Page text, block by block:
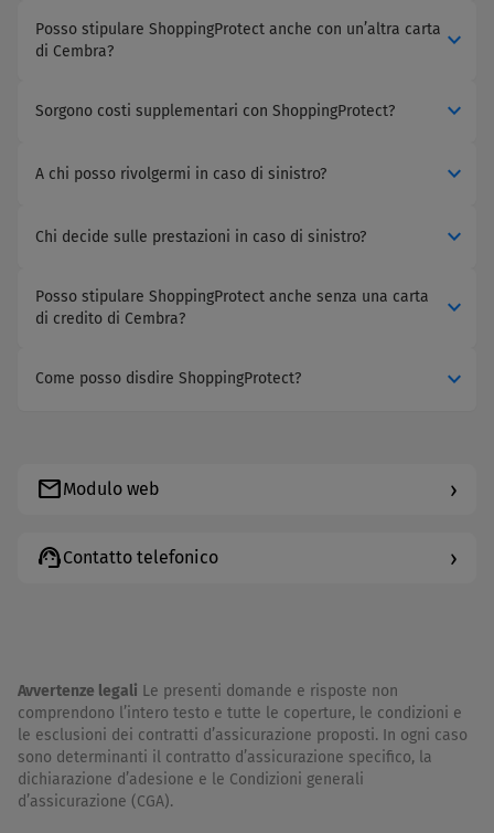
Posso stipulare ShoppingProtect anche con un’altra carta
di Cembra?
expand_more
Sorgono costi supplementari con ShoppingProtect? expand_more
A chi posso rivolgermi in caso di sinistro? expand_more
Chi decide sulle prestazioni in caso di sinistro? expand_more
Posso stipulare ShoppingProtect anche senza una carta
di credito di Cembra?
expand_more
Come posso disdire ShoppingProtect? expand_more
mailModulo web ›
support_agentContatto telefonico ›
Avvertenze legali Le presenti domande e risposte non
comprendono l’intero testo e tutte le coperture, le condizioni e
le esclusioni dei contratti d’assicurazione proposti. In ogni caso
sono determinanti il contratto d’assicurazione specifico, la
dichiarazione d’adesione e le Condizioni generali
d’assicurazione (CGA).